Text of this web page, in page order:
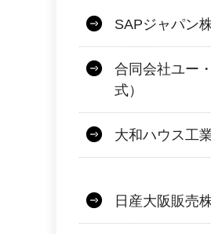
SAPジャパン
合同会社ユー
式）
大和ハウス工
日産大阪販売